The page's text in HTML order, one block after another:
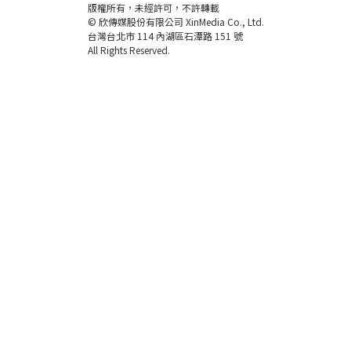
版權所有，未經許可，不許轉載
© 欣傳媒股份有限公司 XinMedia Co., Ltd.
台灣台北市 114 內湖區石潭路 151 號
All Rights Reserved.